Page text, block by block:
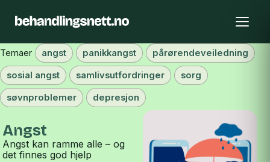
Temaer angst panikkangst pårørendeveiledning
sosial angst samlivsutfordringer sorg
søvnproblemer depresjon
Angst
Angst kan ramme alle – og
det finnes god hjelp